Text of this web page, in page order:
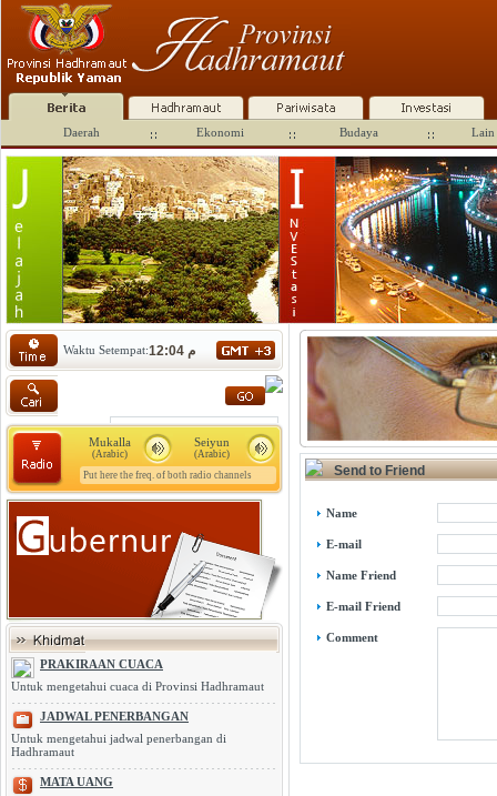
Daerah Ekonomi Budaya Lain
Waktu Setempat: 12:04 م
Seiyun
(Arabic)
Mukalla
(Arabic)
Put here the freq. of both radio channels
PRAKIRAAN CUACA
Untuk mengetahui cuaca di Provinsi Hadhramaut
JADWAL PENERBANGAN
Untuk mengetahui jadwal penerbangan di
Hadhramaut
MATA UANG
Send to Friend
Name
E-mail
Name Friend
E-mail Friend
Comment